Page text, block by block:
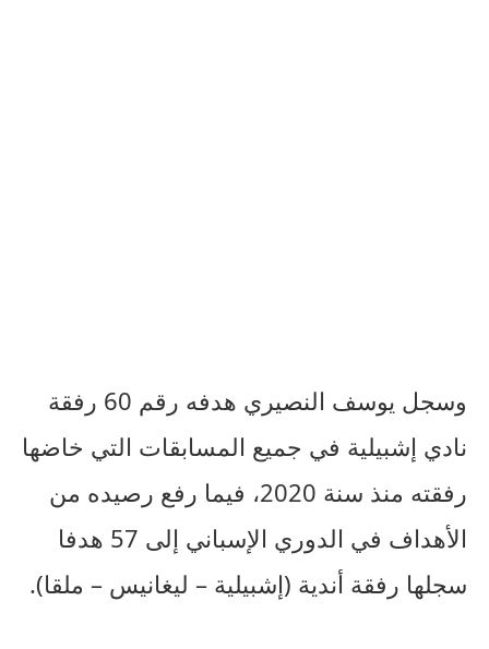
وسجل يوسف النصيري هدفه رقم 60 رفقة
نادي إشبيلية في جميع المسابقات التي خاضها
رفقته منذ سنة 2020، فيما رفع رصيده من
الأهداف في الدوري الإسباني إلى 57 هدفا
سجلها رفقة أندية (إشبيلية – ليغانيس – ملقا).